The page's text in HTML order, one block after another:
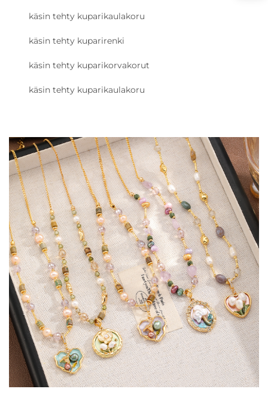
käsin tehty kuparikaulakoru
käsin tehty kuparirenki
käsin tehty kuparikorvakorut
käsin tehty kuparikaulakoru